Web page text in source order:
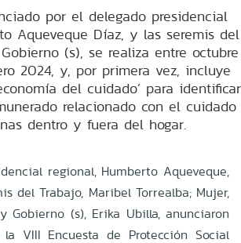
por el delegado presidencial
Aqueveque Díaz, y las seremis del
(s), se realiza entre octubre
2024, y, por primera vez, incluye
del cuidado’ para identificar
relacionado con el cuidado
dentro y fuera del hogar.
regional, Humberto Aqueveque,
del Trabajo, Maribel Torrealba; Mujer,
Gobierno (s), Erika Ubilla, anunciaron
VIII Encuesta de Protección Social